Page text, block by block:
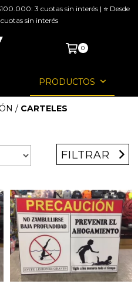
3 cuotas sin interés | ⭐ Desde
sin interés
0
PRODUCTOS
/ CARTELES
FILTRAR